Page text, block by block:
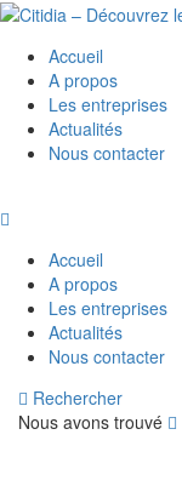
Accueil
A propos
Les entreprises
Actualités
Nous contacter
Accueil
A propos
Les entreprises
Actualités
Nous contacter
Rechercher
Nous avons trouvé